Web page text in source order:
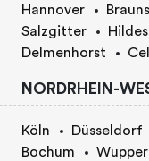
Hannover
Salzgitter
Delmenhorst
NORDRHEIN-
Köln Düsseldorf
Bochum